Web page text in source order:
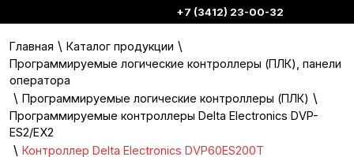
+7 (3412) 23-00-32
Главная \ Каталог продукции \
Программируемые логические контроллеры (ПЛК), панели
оператора
\ Программируемые логические контроллеры (ПЛК) \
Программируемые контроллеры Delta Electronics DVP-
ES2/EX2
\ Контроллер Delta Electronics DVP60ES200T